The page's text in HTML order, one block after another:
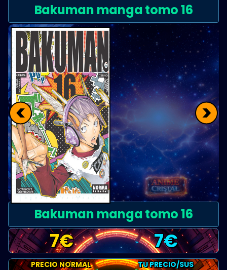
Bakuman manga tomo 16
< >
Bakuman manga tomo 16
7€ 7€
PRECIO NORMAL TU PRECIO/SUS